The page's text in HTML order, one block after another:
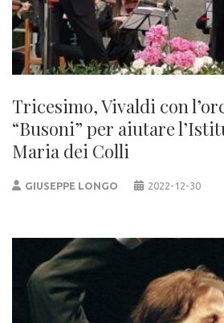
Tricesimo, Vivaldi con
“Busoni” per aiutare
Maria dei Colli
GIUSEPPE LONGO 2022-12-30